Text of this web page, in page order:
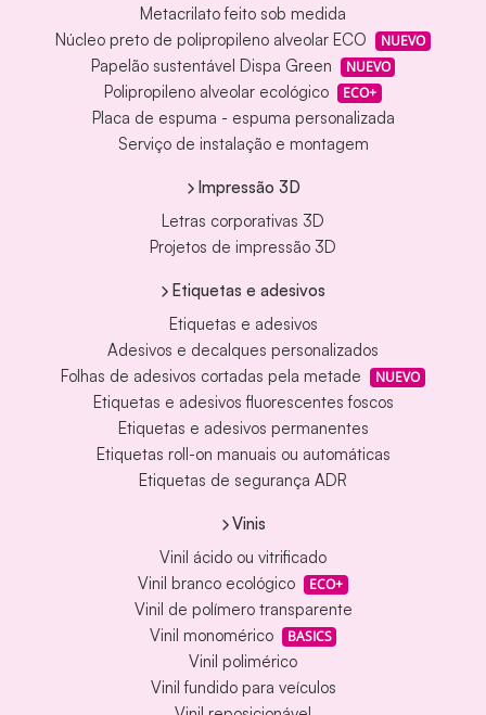
Metacrilato feito sob medida
Núcleo preto de polipropileno alveolar ECO
NUEVO
Papelão sustentável Dispa Green NUEVO
Polipropileno alveolar ecológico ECO+
Placa de espuma - espuma personalizada
Serviço de instalação e montagem
Impressão 3D
Letras corporativas 3D
Projetos de impressão 3D
Etiquetas e adesivos
Etiquetas e adesivos
Adesivos e decalques personalizados
Folhas de adesivos cortadas pela metade
NUEVO
Etiquetas e adesivos fluorescentes foscos
Etiquetas e adesivos permanentes
Etiquetas roll-on manuais ou automáticas
Etiquetas de segurança ADR
Vinis
Vinil ácido ou vitrificado
Vinil branco ecológico
ECO+
Vinil de polímero transparente
Vinil monomérico
BASICS
Vinil polimérico
Vinil fundido para veículos